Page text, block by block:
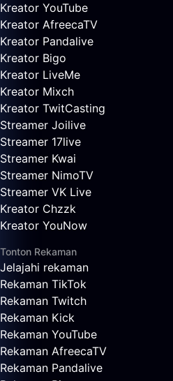
Kreator YouTube
Kreator AfreecaTV
Kreator Pandalive
Kreator Bigo
Kreator LiveMe
Kreator Mixch
Kreator TwitCasting
Streamer Joilive
Streamer 17live
Streamer Kwai
Streamer NimoTV
Streamer VK Live
Kreator Chzzk
Kreator YouNow
Tonton Rekaman
Jelajahi rekaman
Rekaman TikTok
Rekaman Twitch
Rekaman Kick
Rekaman YouTube
Rekaman AfreecaTV
Rekaman Pandalive